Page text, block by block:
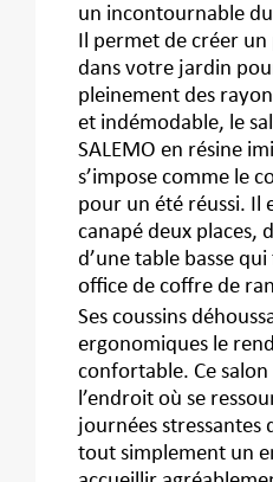
un incontournable
Il permet de créer
dans votre jardin
pleinement des
et indémodable, le
SALEMO en résine
s’impose comme le
pour un été réussi. Il
canapé deux places,
d’une table basse
office de coffre de
Ses coussins
ergonomiques le
confortable. Ce
l’endroit où se
journées stressantes
tout simplement un